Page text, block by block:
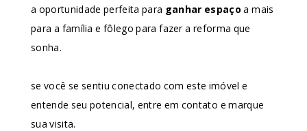
a oportunidade perfeita para ganhar espaço a mais
para a família e fôlego para fazer a reforma que
sonha.
se você se sentiu conectado com este imóvel e
entende seu potencial, entre em contato e marque
sua visita.